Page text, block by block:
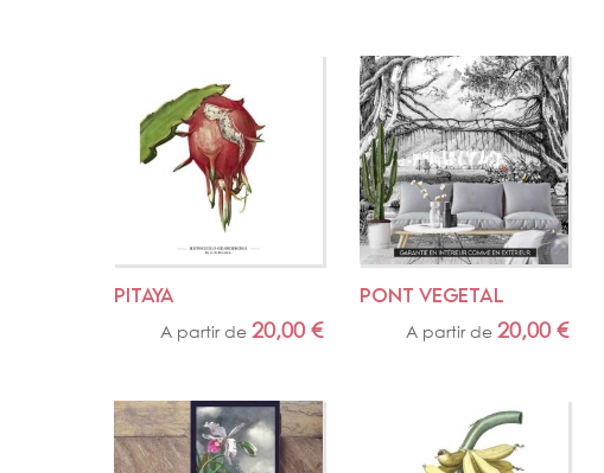
PITAYA
A partir de20,00€
PONT VEGETAL
A partir de 20,00 €